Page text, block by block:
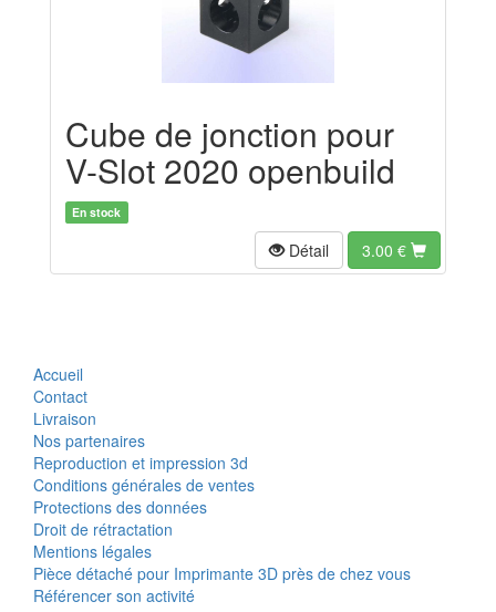
Cube de jonction pour
V-Slot 2020 openbuild
En stock
Détail 3.00 €
Accueil
Contact
Livraison
Nos partenaires
Reproduction et impression 3d
Conditions générales de ventes
Protections des données
Droit de rétractation
Mentions légales
Pièce détaché pour Imprimante 3D près de chez vous
Référencer son activité